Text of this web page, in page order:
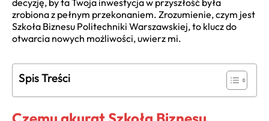
decyzję, by ta Twoja inwestycja w przyszłość była
zrobiona z pełnym przekonaniem. Zrozumienie, czym jest
Szkoła Biznesu Politechniki Warszawskiej, to klucz do
otwarcia nowych możliwości, uwierz mi.
Spis Treści